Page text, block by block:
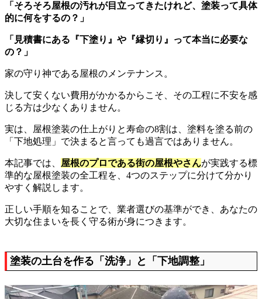
「そろそろ屋根の汚れが目立ってきたけれど、塗装って具体
的に何をするの？」
「見積書にある『下塗り』や『縁切り』って本当に必要な
の？」
家の守り神である屋根のメンテナンス。
決して安くない費用がかかるからこそ、その工程に不安を感
じる方は少なくありません。
実は、屋根塗装の仕上がりと寿命の8割は、塗料を塗る前の
「下地処理」で決まると言っても過言ではありません。
本記事では、 屋根のプロである街の屋根やさんが実践する標
準的な屋根塗装の全工程を、4つのステップに分けて分かり
やすく解説します。
正しい手順を知ることで、業者選びの基準ができ、あなたの
大切な住まいを長く守る術が身につきます。
塗装の土台を作る「洗浄」と「下地調整」